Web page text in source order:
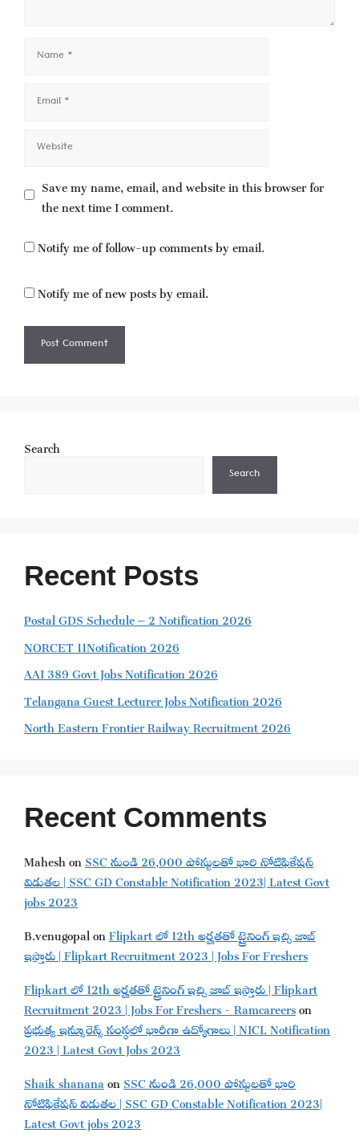
Name
Email
Website
Save my name, email, and website in this browser for
the next time I comment.
Notify me of follow-up comments by email.
Notify me of new posts by email.
Search
Search
Recent Posts
Postal GDS Schedule – 2 Notification 2026
NORCET 11Notification 2026
AAI 389 Govt Jobs Notification 2026
Telangana Guest Lecturer Jobs Notification 2026
North Eastern Frontier Railway Recruitment 2026
Recent Comments
MaheshonSSC నుండి 26,000 పోస్టులతో భారి నోటిఫికేషన్
విడుతల | SSC GD Constable Notification 2023| Latest Govt
jobs 2023
B.venugopalonFlipkart లో 12th అర్హతతో ట్రైనింగ్ ఇచ్చి జాబ్
ఇస్తారు | Flipkart Recruitment 2023 | Jobs For Freshers
Flipkart లో 12th అర్హతతో ట్రైనింగ్ ఇచ్చి జాబ్ ఇస్తారు | Flipkart
Recruitment 2023 | Jobs For Freshers - Ramcareerson
ప్రభుత్వ ఇన్సూరెన్స్ సంస్థలో భారీగా ఉద్యోగాలు | NICL Notification
2023 | Latest Govt Jobs 2023
Shaik shananaonSSC నుండి 26,000 పోస్టులతో భారి
నోటిఫికేషన్ విడుతల | SSC GD Constable Notification 2023|
Latest Govt jobs 2023